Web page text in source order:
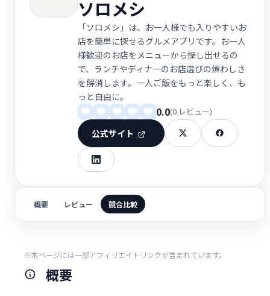
ソロメシ
「ソロメシ」は、お一人様でも入りやすいお
店を簡単に探せるグルメアプリです。お一人
様歓迎のお店をメニューから探し出せるの
で、ランチやディナーのお店選びの煩わしさ
を解消します。一人ご飯をもっと楽しく、も
っと自由に。
0.0(0 レビュー)
公式サイト
概要 レビュー 競合比較
※本ページには一部アフィリエイトリンクが含まれています。
概要